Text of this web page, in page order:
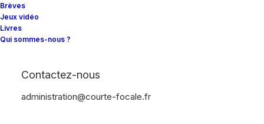
Brèves
Jeux vidéo
Livres
Qui sommes-nous ?
Contactez-nous
administration@courte-focale.fr